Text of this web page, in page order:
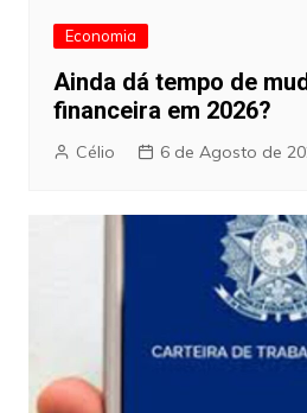
Economia
Ainda dá tempo de
financeira em 2026?
Célio 6 de Agosto de